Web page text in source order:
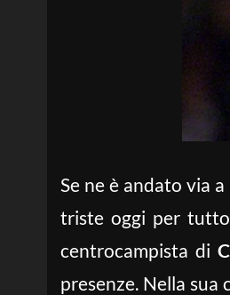
Se ne è andato via
triste oggi per tutto
centrocampista di
presenze. Nella sua